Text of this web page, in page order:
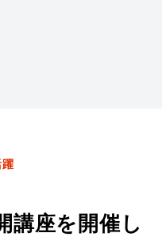
講座を開催し